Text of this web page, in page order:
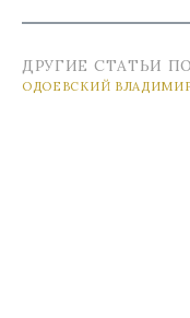
ДРУГИЕ СТАТЬИ
ОДОЕВСКИЙ